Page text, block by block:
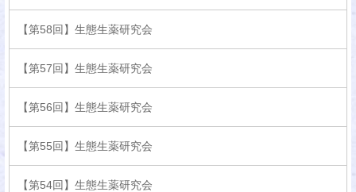
【第58回】生態生薬研究会
【第57回】生態生薬研究会
【第56回】生態生薬研究会
【第55回】生態生薬研究会
【第54回】生態生薬研究会